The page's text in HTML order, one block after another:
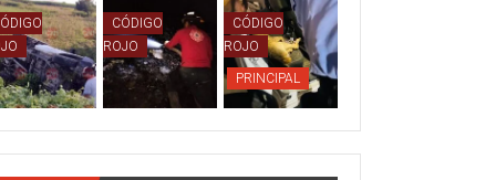
CÓDIGO
ROJO
CÓDIGO
ROJO
PRINCIPAL